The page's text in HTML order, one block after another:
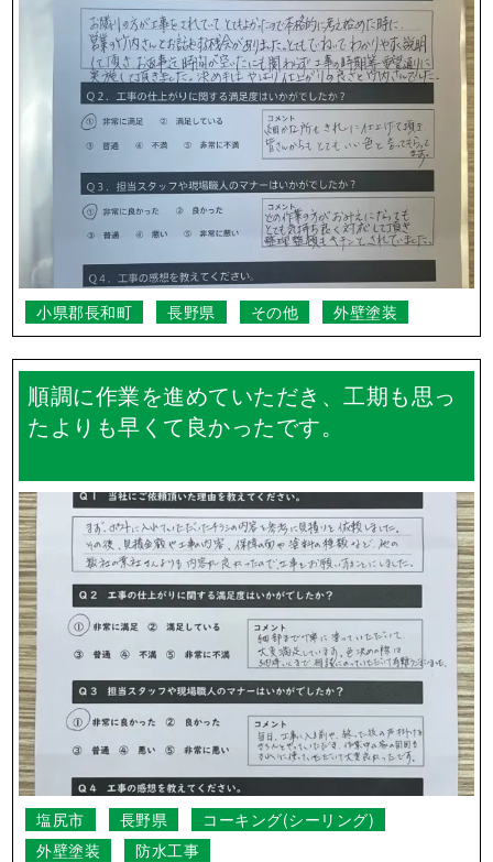
小県郡長和町 長野県 その他 外壁塗装
順調に作業を進めていただき、工期も思っ
たよりも早くて良かったです。
塩尻市 長野県
コーキング(シーリング)
外壁塗装
防水工事